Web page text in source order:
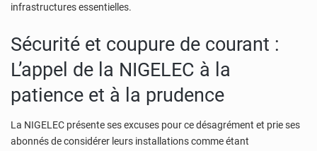
infrastructures essentielles.
Sécurité et coupure de courant :
L’appel de la NIGELEC à la
patience et à la prudence
La NIGELEC présente ses excuses pour ce désagrément et prie ses
abonnés de considérer leurs installations comme étant